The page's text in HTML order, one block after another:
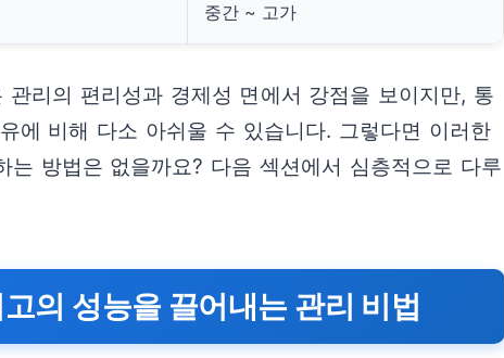
중간 ~ 고가
관리의 편리성과 경제성 면에서 강점을 보이지만, 통
에 비해 다소 아쉬울 수 있습니다. 그렇다면 이러한
는 방법은 없을까요? 다음 섹션에서 심층적으로 다루
의 성능을 끌어내는 관리 비법